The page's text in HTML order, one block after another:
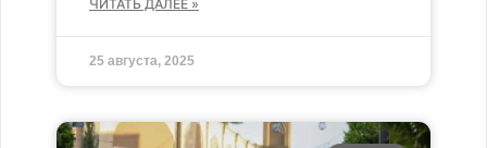
ЧИТАТЬ ДАЛЕЕ »
25 августа, 2025